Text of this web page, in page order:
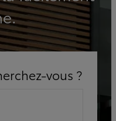
vous ?